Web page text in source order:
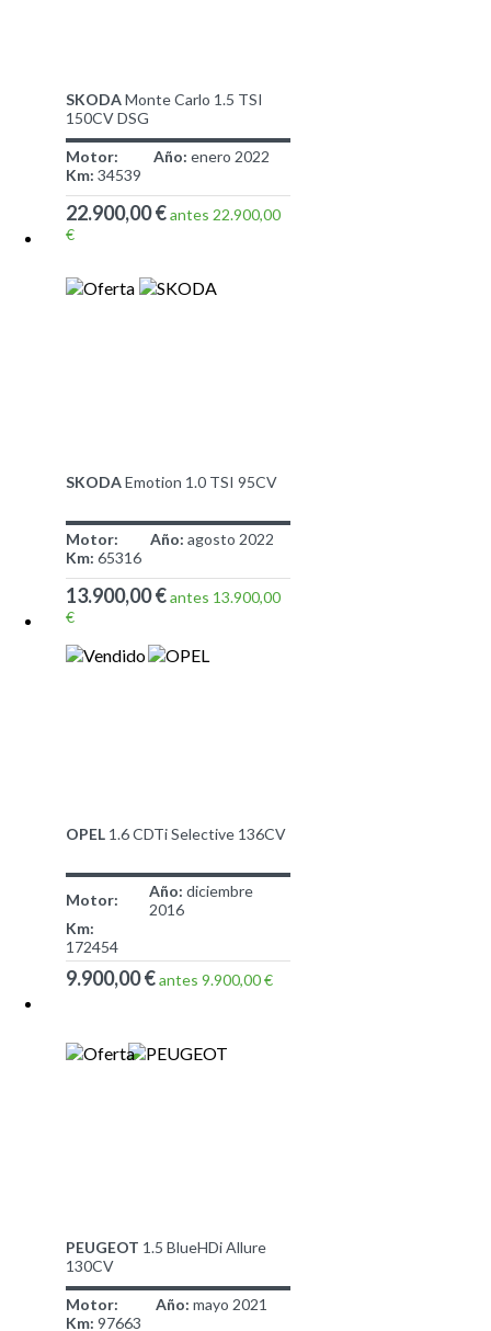
SKODAMonte Carlo 1.5 TSI
150CV DSG
Motor: Año: enero 2022
Km: 34539
22.900,00 €antes 22.900,00
€
SKODAEmotion 1.0 TSI 95CV
Motor: Año: agosto 2022
Km: 65316
13.900,00 €antes 13.900,00
€
OPEL 1.6 CDTi Selective 136CV
Motor: Año: diciembre
2016
Km:
172454
9.900,00 €antes 9.900,00 €
PEUGEOT 1.5 BlueHDi Allure
130CV
Motor: Año: mayo 2021
Km: 97663